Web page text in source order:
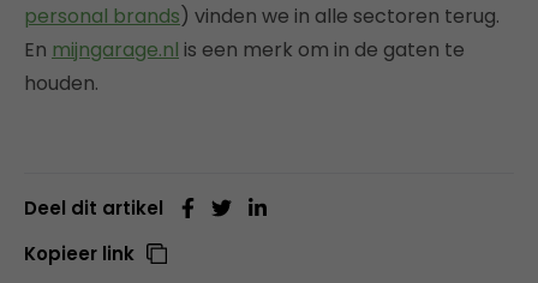
personal brands) vinden we in alle sectoren terug.
En mijngarage.nl is een merk om in de gaten te
houden.
Deel dit artikel
Kopieer link